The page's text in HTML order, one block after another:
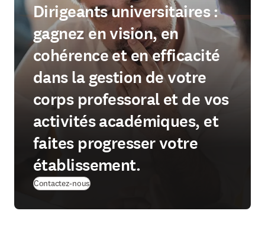
Dirigeants universitaires :
gagnez en vision, en
cohérence et en efficacité
dans la gestion de votre
corps professoral et de vos
activités académiques, et
faites progresser votre
établissement.
Contactez-nous